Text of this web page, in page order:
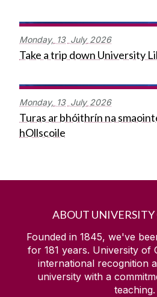
Monday, 13 July 2026
Take a trip down University
Monday, 13 July 2026
Turas ar bhóithrín na
hOllscoile
ABOUT UNIVERSITY
Founded in 1845, we've
for 181 years. University of
international recognition
university with a
teaching.